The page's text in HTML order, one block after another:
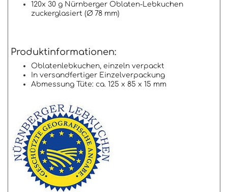
120x 30 g Nürnberger Oblaten-Lebkuchen
zuckerglasiert (Ø 78 mm)
Produktinformationen:
Oblatenlebkuchen, einzeln verpackt
In versandfertiger Einzelverpackung
Abmessung Tüte: ca. 125 x 85 x 15 mm